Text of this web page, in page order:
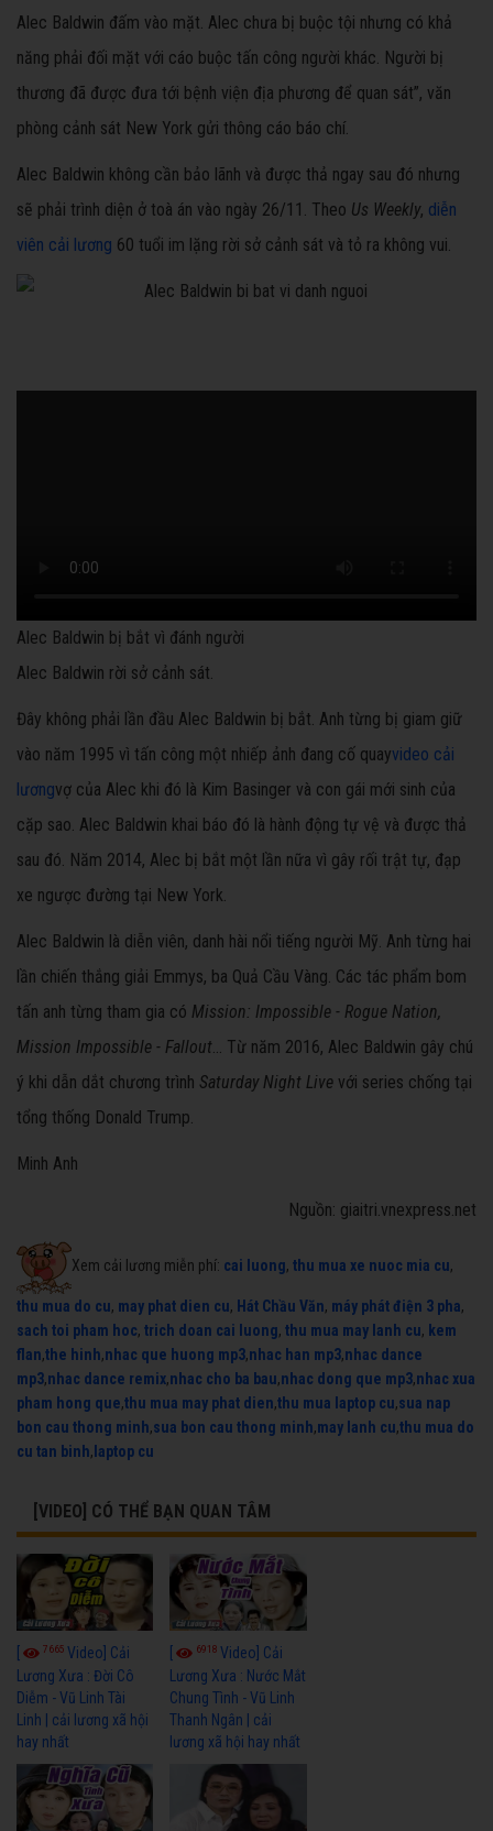
Alec Baldwin đấm vào mặt. Alec chưa bị buộc tội nhưng có khả
năng phải đối mặt với cáo buộc tấn công người khác. Người bị
thương đã được đưa tới bệnh viện địa phương để quan sát”, văn
phòng cảnh sát New York gửi thông cáo báo chí.
Alec Baldwin không cần bảo lãnh và được thả ngay sau đó nhưng
sẽ phải trình diện ở toà án vào ngày 26/11. Theo Us Weekly, diễn
viên cải lương 60 tuổi im lặng rời sở cảnh sát và tỏ ra không vui.
Alec Baldwin bị bắt vì đánh người
Alec Baldwin rời sở cảnh sát.
Đây không phải lần đầu Alec Baldwin bị bắt. Anh từng bị giam giữ
vào năm 1995 vì tấn công một nhiếp ảnh đang cố quayvideo cải
lươngvợ của Alec khi đó là Kim Basinger và con gái mới sinh của
cặp sao. Alec Baldwin khai báo đó là hành động tự vệ và được thả
sau đó. Năm 2014, Alec bị bắt một lần nữa vì gây rối trật tự, đạp
xe ngược đường tại New York.
Alec Baldwin là diễn viên, danh hài nổi tiếng người Mỹ. Anh từng hai
lần chiến thắng giải Emmys, ba Quả Cầu Vàng. Các tác phẩm bom
tấn anh từng tham gia có Mission: Impossible - Rogue Nation,
Mission Impossible - Fallout... Từ năm 2016, Alec Baldwin gây chú
ý khi dẫn dắt chương trình Saturday Night Live với series chống tại
tổng thống Donald Trump.
Minh Anh
Nguồn: giaitri.vnexpress.net
Xem cải lương miễn phí: cai luong, thu mua xe nuoc mia cu,
thu mua do cu, may phat dien cu, Hát Chầu Văn, máy phát điện 3 pha,
sach toi pham hoc, trich doan cai luong, thu mua may lanh cu, kem
flan,the hinh,nhac que huong mp3,nhac han mp3,nhac dance
mp3,nhac dance remix,nhac cho ba bau,nhac dong que mp3,nhac xua
pham hong que,thu mua may phat dien,thu mua laptop cu,sua nap
bon cau thong minh,sua bon cau thong minh,may lanh cu,thu mua do
cu tan binh, laptop cu
[VIDEO] CÓ THỂ BẠN QUAN TÂM
7665 Video] Cải
Lương Xưa : Đời Cô
Diễm - Vũ Linh Tài
Linh | cải lương xã hội
hay nhất
6918Video] Cải
Lương Xưa : Nước Mắt
Chung Tình - Vũ Linh
Thanh Ngân | cải
lương xã hội hay nhất